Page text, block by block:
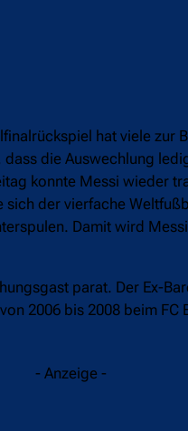
hat viele
die Auswechlung
konnte Messi wieder
der vierfache
Damit wird
parat. Der Ex-
2006 bis 2008 beim
- Anzeige -